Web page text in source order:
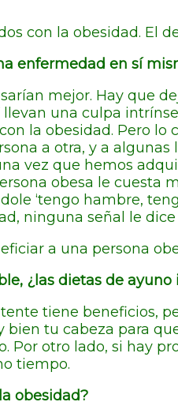
con la obesidad. El
enfermedad en sí
mejor. Hay que
una culpa
la obesidad. Pero
a otra, y a
vez que hemos
obesa le
‘tengo hambre,
ninguna señal le
a una persona
¿las dietas de
tiene beneficios,
tu cabeza para
otro lado, si hay
tiempo.
obesidad?